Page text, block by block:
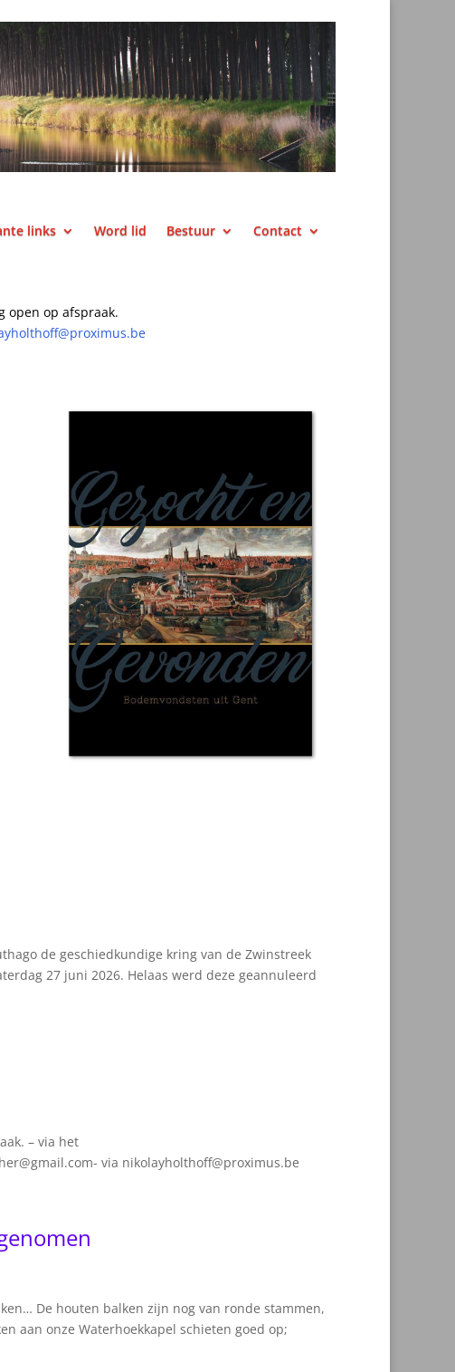
links Word lid Bestuur Contact
open op afspraak.
de geschiedkundige kring van de Zwinstreek
27 juni 2026. Helaas werd deze geannuleerd
– via het
via nikolayholthoff@proximus.be
De houten balken zijn nog van ronde stammen,
aan onze Waterhoekkapel schieten goed op;